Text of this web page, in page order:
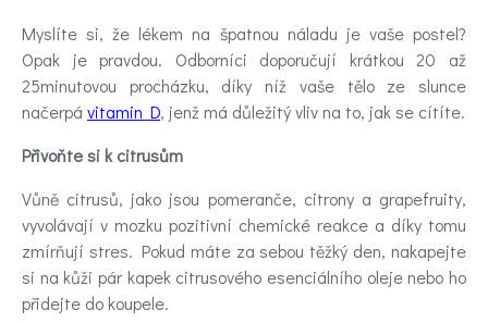
Myslíte si, že lékem na špatnou náladu je vaše postel?
Opak je pravdou. Odborníci doporučují krátkou 20 až
25minutovou procházku, díky níž vaše tělo ze slunce
načerpá vitamin D, jenž má důležitý vliv na to, jak se cítíte.
Přivoňte si k citrusům
Vůně citrusů, jako jsou pomeranče, citrony a grapefruity,
vyvolávají v mozku pozitivní chemické reakce a díky tomu
zmírňují stres. Pokud máte za sebou těžký den, nakapejte
si na kůži pár kapek citrusového esenciálního oleje nebo ho
přidejte do koupele.